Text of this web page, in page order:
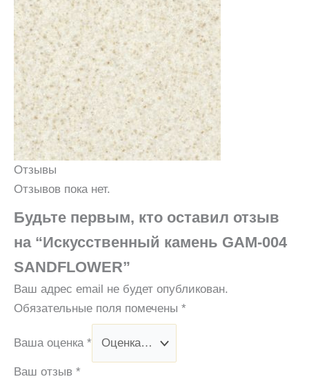
Отзывы
Отзывов пока нет.
Будьте первым, кто оставил отзыв
на “Искусственный камень GAM-004
SANDFLOWER”
Ваш адрес email не будет опубликован.
Обязательные поля помечены *
Ваша оценка *
Ваш отзыв *